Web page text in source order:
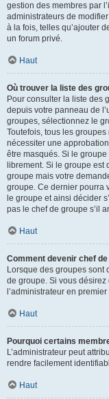
gestion des membres par
administrateurs de
à la fois, telles qu’ajouter
un forum privé.
Haut
Où trouver la liste des
Pour consulter la liste des
depuis votre panneau de
groupes, sélectionnez le
Toutefois, tous les
nécessiter une
être masqués. Si le
librement. Si le groupe est
groupe mais votre
groupe. Ce dernier pourra
le groupe et ainsi décider
pas le chef de groupe s’il
Haut
Comment devenir chef
Lorsque des groupes sont
de groupe. Si vous désirez
l’administrateur en
Haut
Pourquoi certains
L’administrateur peut
rendre facilement
Haut